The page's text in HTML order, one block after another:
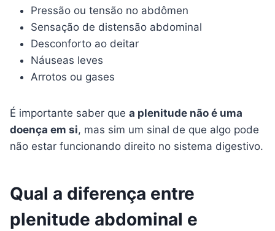
Pressão ou tensão no abdômen
Sensação de distensão abdominal
Desconforto ao deitar
Náuseas leves
Arrotos ou gases
É importante saber que a plenitude não é uma
doença em si, mas sim um sinal de que algo pode
não estar funcionando direito no sistema digestivo.
Qual a diferença entre
plenitude abdominal e